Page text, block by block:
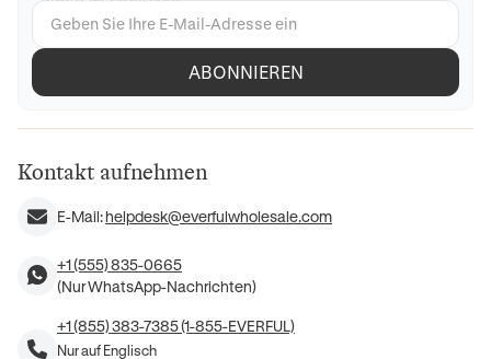
ABONNIEREN
Kontakt aufnehmen
E-Mail:helpdesk@everfulwholesale.com
+1 (555) 835-0665
(Nur WhatsApp-Nachrichten)
+1 (855) 383-7385 (1-855-EVERFUL)
Nur auf Englisch